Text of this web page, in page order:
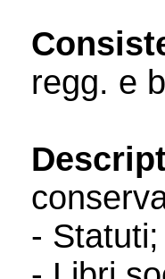
regg. e
- Statuti;